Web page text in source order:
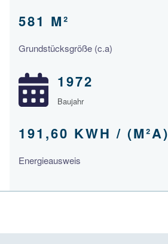
581 M²
Grundstücksgröße (c.a)
1972
Baujahr
191,60 KWH / (M²A)
Energieausweis